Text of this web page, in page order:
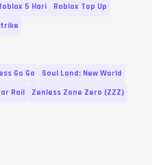
5 Hari
Roblox Top Up
Go Go
Soul Land: New World
Rail
Zenless Zone Zero (ZZZ)